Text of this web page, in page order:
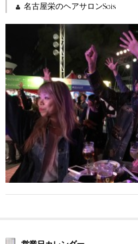
名古屋栄のヘアサロンSeis